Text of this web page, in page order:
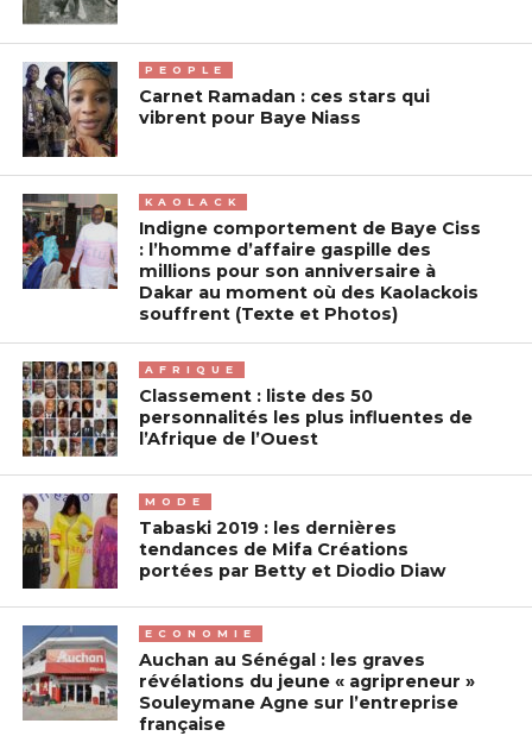
PEOPLE
Carnet Ramadan : ces stars qui
vibrent pour Baye Niass
KAOLACK
Indigne comportement de Baye Ciss
: l’homme d’affaire gaspille des
millions pour son anniversaire à
Dakar au moment où des Kaolackois
souffrent (Texte et Photos)
AFRIQUE
Classement : liste des 50
personnalités les plus influentes de
l’Afrique de l’Ouest
MODE
Tabaski 2019 : les dernières
tendances de Mifa Créations
portées par Betty et Diodio Diaw
ECONOMIE
Auchan au Sénégal : les graves
révélations du jeune « agripreneur »
Souleymane Agne sur l’entreprise
française